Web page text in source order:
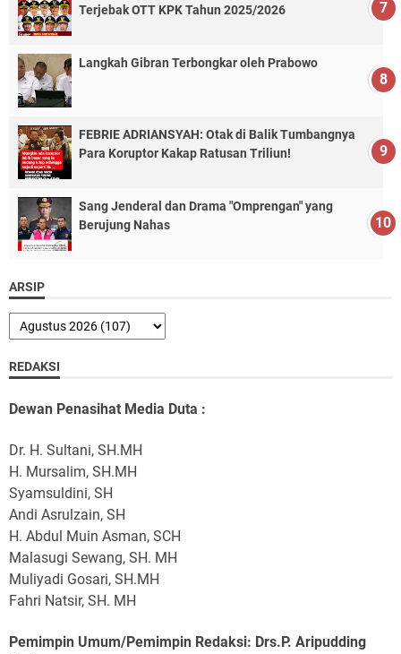
Terjebak OTT KPK Tahun 2025/2026
Langkah Gibran Terbongkar oleh Prabowo
FEBRIE ADRIANSYAH: Otak di Balik Tumbangnya
Para Koruptor Kakap Ratusan Triliun!
Sang Jenderal dan Drama "Omprengan" yang
Berujung Nahas
ARSIP
REDAKSI
Dewan Penasihat Media Duta :
Dr. H. Sultani, SH.MH
H. Mursalim, SH.MH
Syamsuldini, SH
Andi Asrulzain, SH
H. Abdul Muin Asman, SCH
Malasugi Sewang, SH. MH
Muliyadi Gosari, SH.MH
Fahri Natsir, SH. MH
Pemimpin Umum/Pemimpin Redaksi: Drs.P. Aripudding